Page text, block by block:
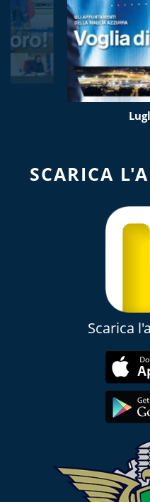
SCARICA
Scarica